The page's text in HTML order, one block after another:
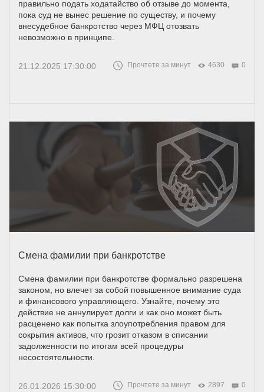
правильно подать ходатайство об отзыве до момента,
пока суд не вынес решение по существу, и почему
внесудебное банкротство через МФЦ отозвать
невозможно в принципе.
21.12.2025 17:30:00 Прочтете за минут 4630 0
Смена фамилии при банкротстве
Смена фамилии при банкротстве формально разрешена
законом, но влечет за собой повышенное внимание суда
и финансового управляющего. Узнайте, почему это
действие не аннулирует долги и как оно может быть
расценено как попытка злоупотребления правом для
сокрытия активов, что грозит отказом в списании
задолженности по итогам всей процедуры
несостоятельности.
26.01.2026 15:30:00 Прочтете за минут 2897 0